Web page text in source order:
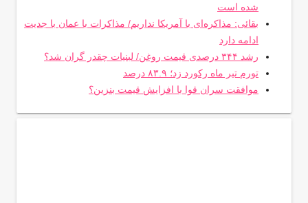
شده است
بقائی: مذاکره‌ای با آمریکا نداریم/ مذاکرات با عمان با جدیت
ادامه دارد
رشد ۳۴۴ درصدی قیمت روغن/ لبنیات چقدر گران شد؟
تورم تیر ماه رکورد زد؛ ۸۳.۹ درصد
موافقت سران قوا با افزایش قیمت بنزین؟